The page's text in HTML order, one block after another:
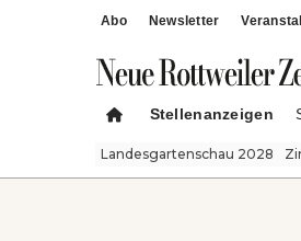
Abo Newsletter
Stellenanzeigen
Landesgartenschau 2028